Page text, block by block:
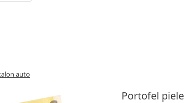
auto
Portofel